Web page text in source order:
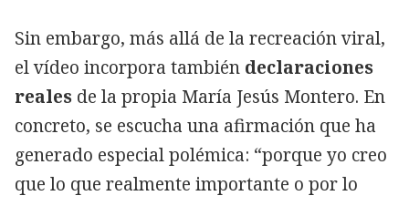
Sin embargo, más allá de la recreación viral,
el vídeo incorpora también declaraciones
reales de la propia María Jesús Montero. En
concreto, se escucha una afirmación que ha
generado especial polémica: “porque yo creo
que lo que realmente importante o por lo